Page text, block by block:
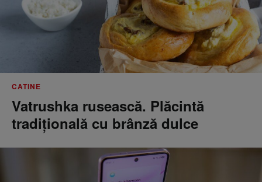
CATINE
Vatrushka rusească. Plăcintă
tradițională cu brânză dulce